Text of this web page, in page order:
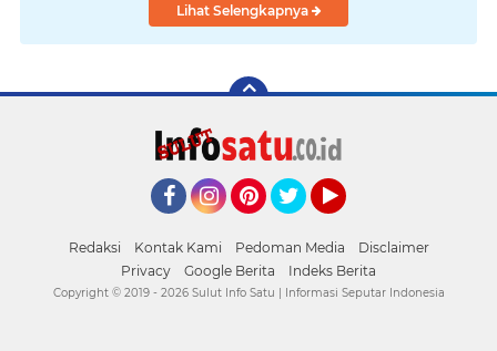
Lihat Selengkapnya
Redaksi Kontak Kami Pedoman Media
Disclaimer
Privacy
Google Berita Indeks Berita
Copyright © 2019 - 2026 Sulut Info Satu | Informasi Seputar Indonesia